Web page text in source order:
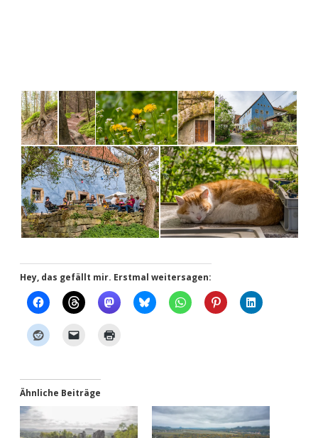
Hey, das gefällt mir. Erstmal weitersagen:
Ähnliche Beiträge